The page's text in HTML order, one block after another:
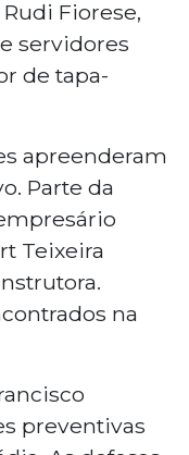
Fiorese,
servidores
de tapa-
apreenderam
Parte da
Teixeira
na
preventivas